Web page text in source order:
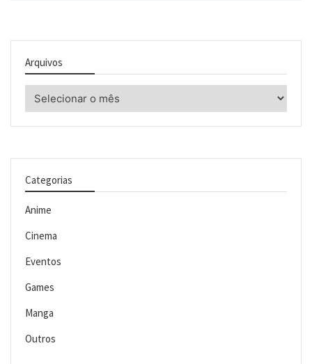
Arquivos
Categorias
Anime
Cinema
Eventos
Games
Manga
Outros